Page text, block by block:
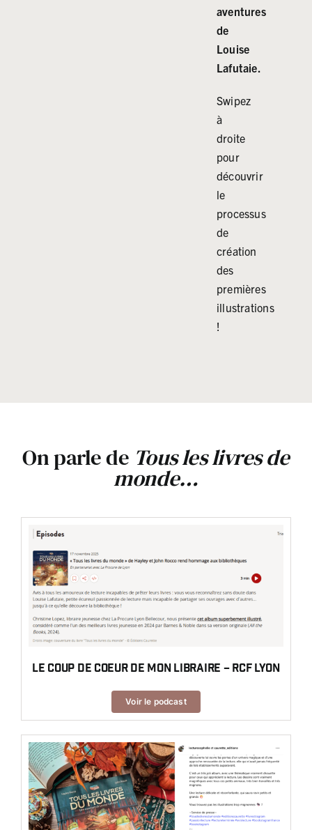
aventures
de
Louise
Lafutaie.
Swipez
à
droite
pour
découvrir
le
processus
de
création
des
premières
illustrations
!
On parle de Tous les livres de
monde…
Le coup de coeur de mon libraire – RCF Lyon
Voir le podcast